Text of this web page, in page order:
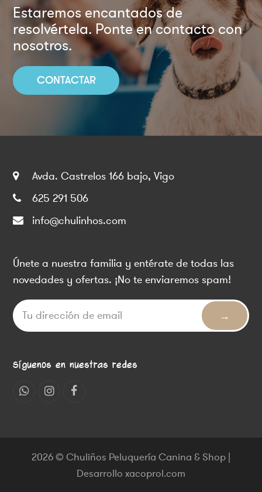
Estaremos encantados de
resolvértela. Ponte en contacto con
nosotros.
CONTACTAR
Avda. Castrelos 166 bajo, Vigo
625 291 506
info@chulinhos.com
Únete a nuestra familia y entérate de todas las
novedades y ofertas. ¡No te enviaremos spam!
Síguenos en nuestras redes
Whatsapp
InstagramFacebook
2026 © Chuliños Peluquería Canina & Shop |
Desarrollo xacoprol.com